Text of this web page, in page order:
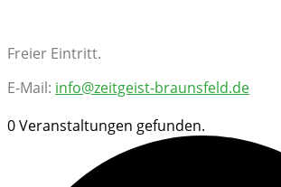
Freier Eintritt.
E-Mail: info@zeitgeist-braunsfeld.de
0 Veranstaltungen gefunden.